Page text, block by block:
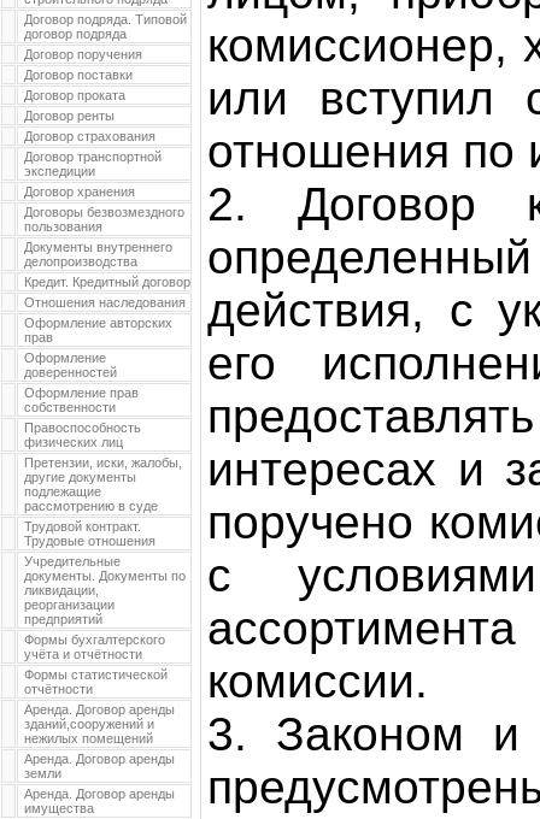
Договор подряда. Типовой
договор подряда
Договор поручения
Договор поставки
Договор проката
Договор ренты
Договор страхования
Договор транспортной
экспедиции
Договор хранения
Договоры безвозмездного
пользования
Документы внутреннего
делопроизводства
Кредит. Кредитный договор
Отношения наследования
Оформление авторских
прав
Оформление
доверенностей
Оформление прав
собственности
Правоспособность
физических лиц
Претензии, иски, жалобы,
другие документы
подлежащие
рассмотрению в суде
Трудовой контракт.
Трудовые отношения
Учредительные
документы. Документы по
ликвидации,
реорганизации
предприятий
Формы бухгалтерского
учёта и отчётности
Формы статистической
отчётности
Аренда. Договор аренды
зданий,сооружений и
нежилых помещений
Аренда. Договор аренды
земли
Аренда. Договор аренды
имущества
комиссионер,
или вступил
отношения по
2. Договор
действия, с
его
интересах и
поручено
с
комиссии.
3. Законом и